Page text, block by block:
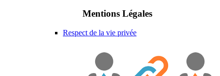
Mentions Légales
Respect de la vie privée